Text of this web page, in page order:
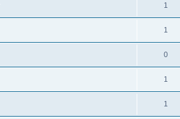
1
1
0
1
1